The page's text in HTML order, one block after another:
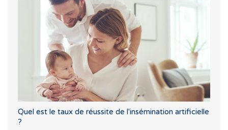
Quel est le taux de réussite de l'insémination artificielle
?